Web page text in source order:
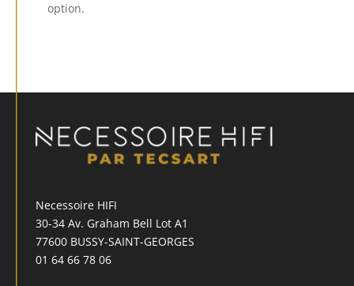
option.
Necessoire HIFI
30-34 Av. Graham Bell Lot A1
77600 BUSSY-SAINT-GEORGES
01 64 66 78 06